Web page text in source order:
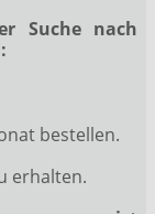
Suche nach
bestellen.
erhalten.